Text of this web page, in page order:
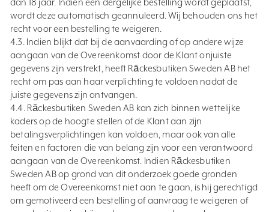
wordt deze automatisch geannuleerd. Wij behouden ons het
recht voor een bestelling te weigeren.
4.3. Indien blijkt dat bij de aanvaarding of op andere wijze
aangaan van de Overeenkomst door de Klant onjuiste
gegevens zijn verstrekt, heeft Rāckesbutiken Sweden AB het
recht om pas aan haar verplichting te voldoen nadat de
juiste gegevens zijn ontvangen.
4.4. Rāckesbutiken Sweden AB kan zich binnen wettelijke
kaders op de hoogte stellen of de Klant aan zijn
betalingsverplichtingen kan voldoen, maar ook van alle
feiten en factoren die van belang zijn voor een verantwoord
aangaan van de Overeenkomst. Indien Rāckesbutiken
Sweden AB op grond van dit onderzoek goede gronden
heeft om de Overeenkomst niet aan te gaan, is hij gerechtigd
om gemotiveerd een bestelling of aanvraag te weigeren of